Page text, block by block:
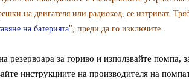
на двигателя или радиокод, се изтриват.
на батерията", преди да го изключите.
резервоара за гориво и използвайте помпа,
инструкциите на производителя на